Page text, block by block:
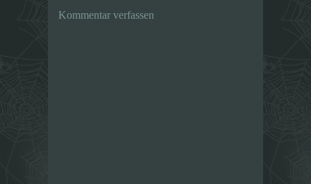
Kommentar verfassen